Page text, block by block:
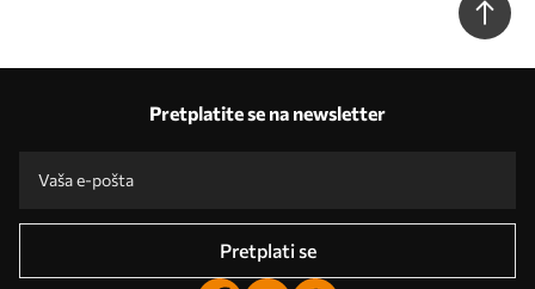
Pretplatite se na newsletter
Pretplati se